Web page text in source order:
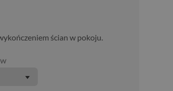
ścian w pokoju.